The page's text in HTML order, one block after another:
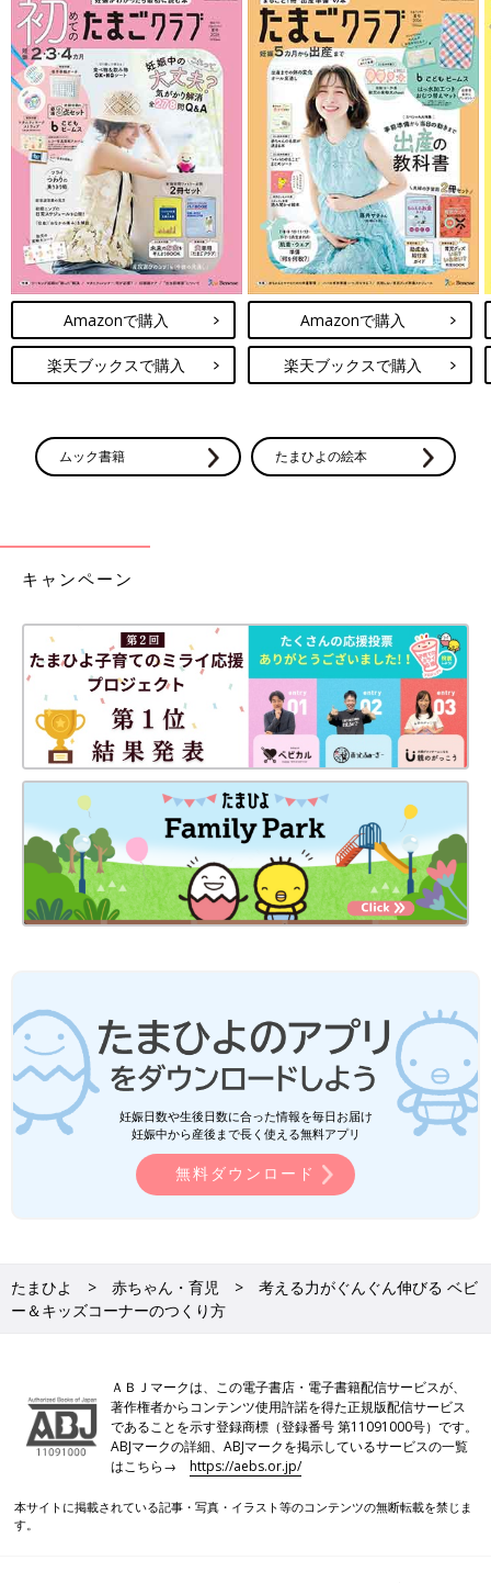
Amazonで購入
楽天ブックスで購入
Amazonで購入
楽天ブックスで購入
ムック書籍 たまひよの絵本
キャンペーン
妊娠日数や生後日数に合った情報を毎日お届け
妊娠中から産後まで長く使える無料アプリ
無料ダウンロード
たまひよ 赤ちゃん・育児
考える力がぐんぐん伸びる ベビ
ー＆キッズコーナーのつくり方
ＡＢＪマークは、この電子書店・電子書籍配信サービスが、
著作権者からコンテンツ使用許諾を得た正規版配信サービス
であることを示す登録商標（登録番号 第11091000号）です。
ABJマークの詳細、ABJマークを掲示しているサービスの一覧
はこちら→https://aebs.or.jp/
本サイトに掲載されている記事・写真・イラスト等のコンテンツの無断転載を禁じま
す。